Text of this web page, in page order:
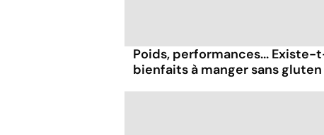
Poids, performances...
bienfaits à manger sans gluten